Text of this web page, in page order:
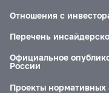
Отношения с
Перечень
Официальное
России
Проекты нормативных